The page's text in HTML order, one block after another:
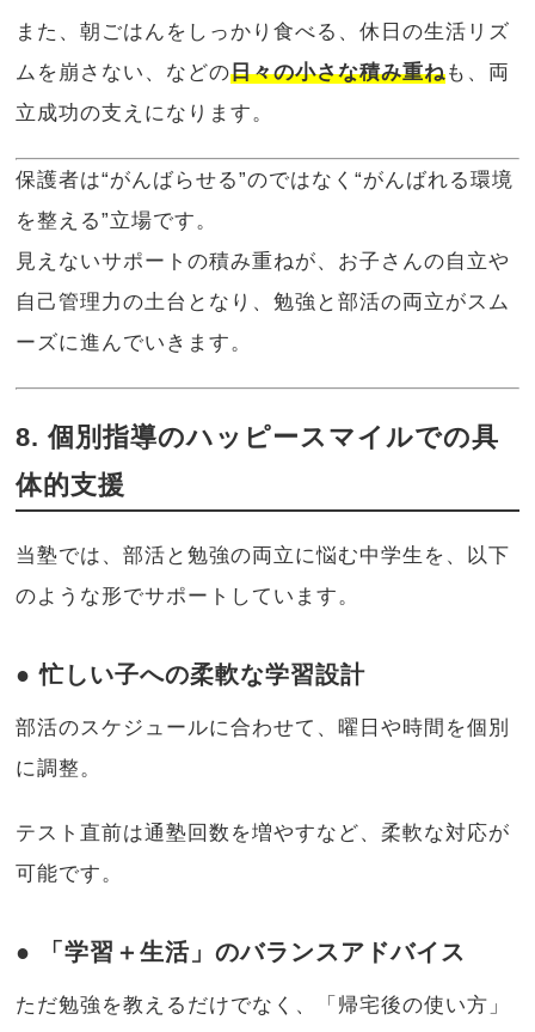
また、朝ごはんをしっかり食べる、休日の生活リズ
ムを崩さない、などの日々の小さな積み重ねも、両
立成功の支えになります。
保護者は“がんばらせる”のではなく“がんばれる環境
を整える”立場です。
見えないサポートの積み重ねが、お子さんの自立や
自己管理力の土台となり、勉強と部活の両立がスム
ーズに進んでいきます。
8. 個別指導のハッピースマイルでの具
体的支援
当塾では、部活と勉強の両立に悩む中学生を、以下
のような形でサポートしています。
● 忙しい子への柔軟な学習設計
部活のスケジュールに合わせて、曜日や時間を個別
に調整。
テスト直前は通塾回数を増やすなど、柔軟な対応が
可能です。
● 「学習＋生活」のバランスアドバイス
ただ勉強を教えるだけでなく、「帰宅後の使い方」